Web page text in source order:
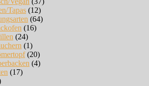
Tapas (12)
(64)
(16)
(24)
(1)
(20)
(4)
(17)